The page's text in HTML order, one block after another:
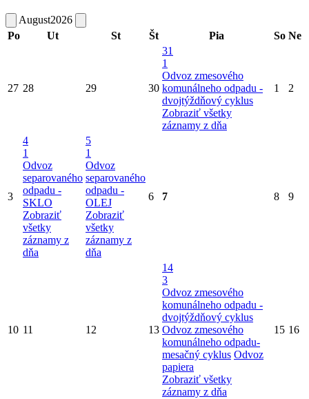
August2026
Po
Ut St Št Pia So Ne
27 28 29 30
31
1
Odvoz zmesového
komunálneho odpadu -
dvojtýždňový cyklus
Zobraziť všetky
záznamy z dňa
1 2
3
4
1
Odvoz
separovaného
odpadu -
SKLO
Zobraziť
všetky
záznamy z
dňa
5
1
Odvoz
separovaného
odpadu -
OLEJ
Zobraziť
všetky
záznamy z
dňa
6 7 8 9
10 11 12 13
14
3
Odvoz zmesového
komunálneho odpadu -
dvojtýždňový cyklus
Odvoz zmesového
komunálneho odpadu-
mesačný cyklus Odvoz
papiera
Zobraziť všetky
záznamy z dňa
15 16